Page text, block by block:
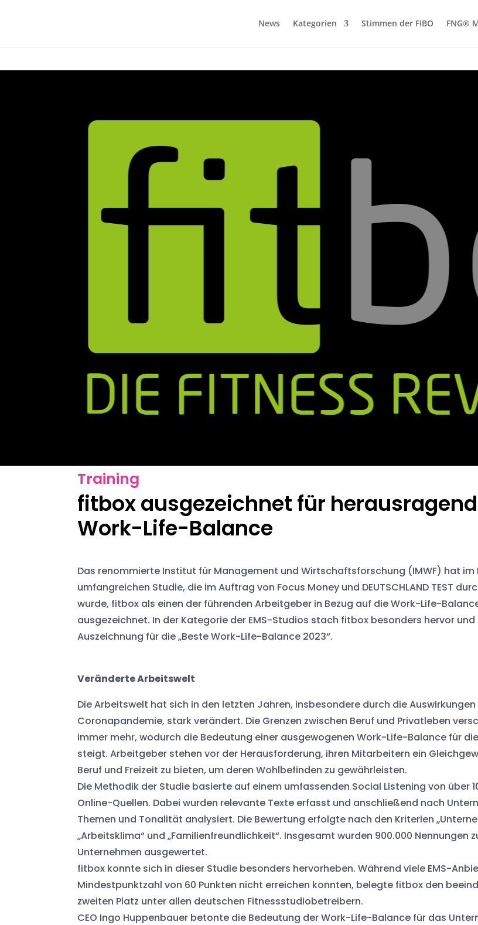
News Kategorien Stimmen der FIBO FNG®
Training
fitbox ausgezeichnet für
Work-Life-Balance
Das renommierte Institut für Management und Wirtschaftsforschung (IMWF) hat im
umfangreichen Studie, die im Auftrag von Focus Money und DEUTSCHLAND TEST
wurde, fitbox als einen der führenden Arbeitgeber in Bezug auf die Work-Life-
ausgezeichnet. In der Kategorie der EMS-Studios stach fitbox besonders hervor
Auszeichnung für die „Beste Work-Life-Balance 2023“.
Veränderte Arbeitswelt
Die Arbeitswelt hat sich in den letzten Jahren, insbesondere durch die
Coronapandemie, stark verändert. Die Grenzen zwischen Beruf und Privatleben
immer mehr, wodurch die Bedeutung einer ausgewogenen Work-Life-Balance für
steigt. Arbeitgeber stehen vor der Herausforderung, ihren Mitarbeitern ein
Beruf und Freizeit zu bieten, um deren Wohlbefinden zu gewährleisten.
Die Methodik der Studie basierte auf einem umfassenden Social Listening von über
Online-Quellen. Dabei wurden relevante Texte erfasst und anschließend nach
Themen und Tonalität analysiert. Die Bewertung erfolgte nach den Kriterien
„Arbeitsklima“ und „Familienfreundlichkeit“. Insgesamt wurden 900.000 Nennungen
Unternehmen ausgewertet.
fitbox konnte sich in dieser Studie besonders hervorheben. Während viele EMS-
Mindestpunktzahl von 60 Punkten nicht erreichen konnten, belegte fitbox den
zweiten Platz unter allen deutschen Fitnessstudiobetreibern.
CEO Ingo Huppenbauer betonte die Bedeutung der Work-Life-Balance für das